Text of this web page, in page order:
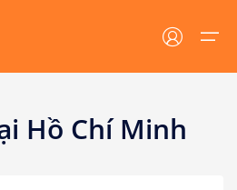
Hồ Chí Minh